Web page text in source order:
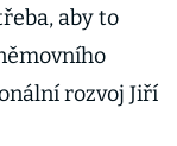
aby to
rozvoj Jiří